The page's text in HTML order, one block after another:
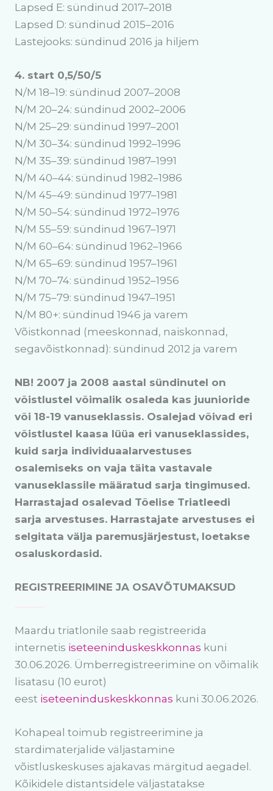
Lapsed E: sündinud 2017–2018
Lapsed D: sündinud 2015–2016
Lastejooks: sündinud 2016 ja hiljem
4. start 0,5/50/5
N/M 18–19: sündinud 2007–2008
N/M 20–24: sündinud 2002–2006
N/M 25–29: sündinud 1997–2001
N/M 30–34: sündinud 1992–1996
N/M 35–39: sündinud 1987–1991
N/M 40–44: sündinud 1982–1986
N/M 45–49: sündinud 1977–1981
N/M 50–54: sündinud 1972–1976
N/M 55–59: sündinud 1967–1971
N/M 60–64: sündinud 1962–1966
N/M 65–69: sündinud 1957–1961
N/M 70–74: sündinud 1952–1956
N/M 75–79: sündinud 1947–1951
N/M 80+: sündinud 1946 ja varem
Võistkonnad (meeskonnad, naiskonnad,
segavõistkonnad): sündinud 2012 ja varem
NB! 2007 ja 2008 aastal sündinutel on
võistlustel võimalik osaleda kas juunioride
või 18-19 vanuseklassis. Osalejad võivad eri
võistlustel kaasa lüüa eri vanuseklassides,
kuid sarja individuaalarvestuses
osalemiseks on vaja täita vastavale
vanuseklassile määratud sarja tingimused.
Harrastajad osalevad Tõelise Triatleedi
sarja arvestuses. Harrastajate arvestuses ei
selgitata välja paremusjärjestust, loetakse
osaluskordasid.
REGISTREERIMINE JA OSAVÕTUMAKSUD
Maardu triatlonile saab registreerida
internetis iseteeninduskeskkonnas kuni
30.06.2026. Ümberregistreerimine on võimalik
lisatasu (10 eurot)
eest iseteeninduskeskkonnas kuni 30.06.2026.
Kohapeal toimub registreerimine ja
stardimaterjalide väljastamine
võistluskeskuses ajakavas märgitud aegadel.
Kõikidele distantsidele väljastatakse